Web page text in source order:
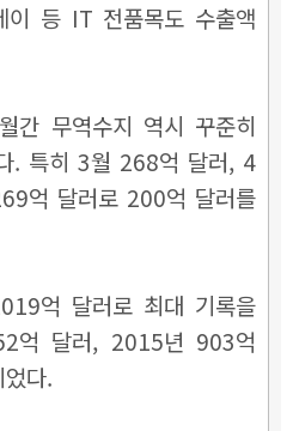
이 등 IT 전품목도 수출액
간 무역수지 역시 꾸준히
. 특히 3월 268억 달러, 4
억 달러로 200억 달러를
억 달러로 최대 기록을
억 달러, 2015년 903억
다.